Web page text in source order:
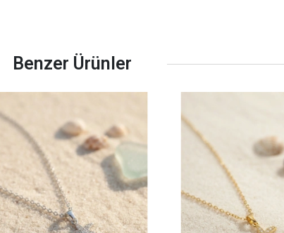
Benzer Ürünler